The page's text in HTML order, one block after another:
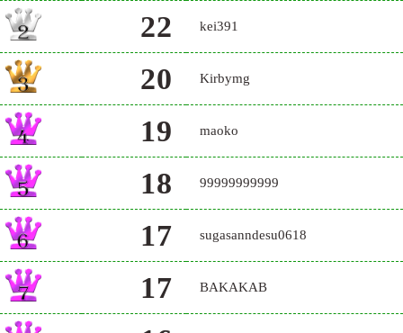
22 kei391
20 Kirbymg
19 maoko
18 99999999999
17 sugasanndesu0618
17 BAKAKAB